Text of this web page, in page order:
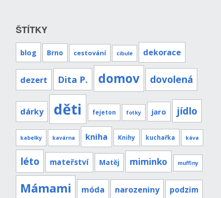
ŠTÍTKY
blog Brno cestování cibule dekorace
dezert Dita P. domov dovolená
dárky děti fejeton fotky jaro jídlo
kabelky kavárna kniha Knihy kuchařka káva
léto mateřství Matěj miminko muffiny
Mámami móda narozeniny podzim